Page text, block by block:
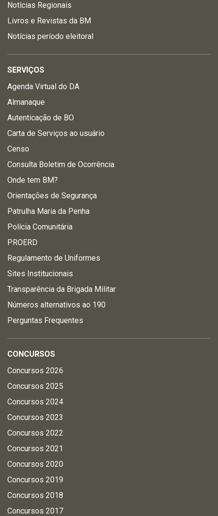
Notícias Regionais
Livros e Revistas da BM
Notícias período eleitoral
SERVIÇOS
Agenda Virtual do DA
Almanaque
Autenticação de BO
Carta de Serviços ao usuário
Censo
Consulta Boletim de Ocorrência
Onde tem BM?
Orientações de Segurança
Patrulha Maria da Penha
Polícia Comunitária
PROERD
Regulamento de Uniformes
Sites Institucionais
Transparência da Brigada Militar
Números alternativos ao 190
Perguntas Frequentes
CONCURSOS
Concursos 2026
Concursos 2025
Concursos 2024
Concursos 2023
Concursos 2022
Concursos 2021
Concursos 2020
Concursos 2019
Concursos 2018
Concursos 2017